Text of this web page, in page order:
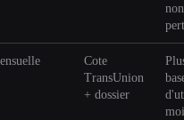
non
Cote
TransUnion
+ dossier